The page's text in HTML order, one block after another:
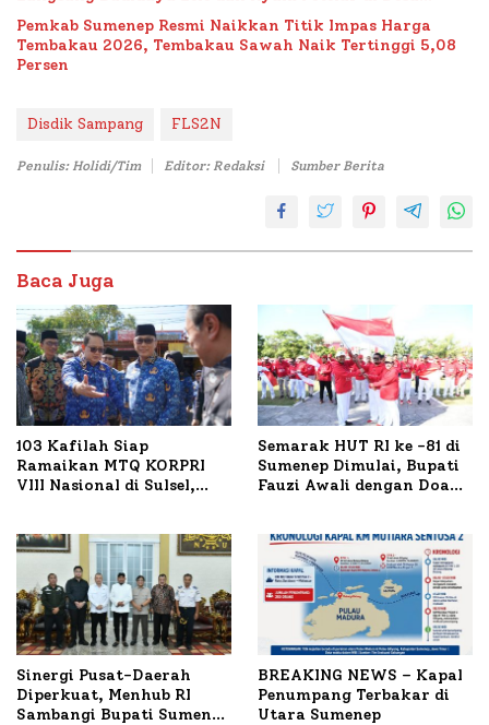
Pemkab Sumenep Resmi Naikkan Titik Impas Harga
Tembakau 2026, Tembakau Sawah Naik Tertinggi 5,08
Persen
Disdik Sampang FLS2N
Penulis: Holidi/Tim Editor: Redaksi Sumber Berita
Baca Juga
103 Kafilah Siap
Ramaikan MTQ KORPRI
VIII Nasional di Sulsel,
Semarak HUT RI ke -81 di
Sumenep Dimulai, Bupati
Fauzi Awali dengan Doa
Sinergi Pusat-Daerah
Diperkuat, Menhub RI
Sambangi Bupati Sumenep
BREAKING NEWS – Kapal
Penumpang Terbakar di
Utara Sumenep